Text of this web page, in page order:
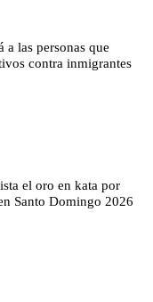
a las personas que
contra inmigrantes
el oro en kata por
Santo Domingo 2026